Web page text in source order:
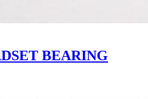
BEARING